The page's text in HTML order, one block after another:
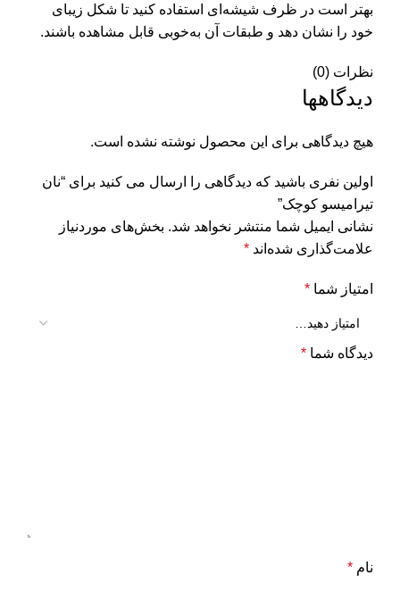
بهتر است در ظرف شیشه‌ای استفاده کنید تا شکل زیبای
خود را نشان دهد و طبقات آن به‌خوبی قابل مشاهده باشند.
نظرات (0)
دیدگاهها
هیچ دیدگاهی برای این محصول نوشته نشده است.
اولین نفری باشید که دیدگاهی را ارسال می کنید برای “نان
تیرامیسو کوچک”
نشانی ایمیل شما منتشر نخواهد شد. بخش‌های موردنیاز
علامت‌گذاری شده‌اند *
امتیاز شما *
دیدگاه شما *
نام *